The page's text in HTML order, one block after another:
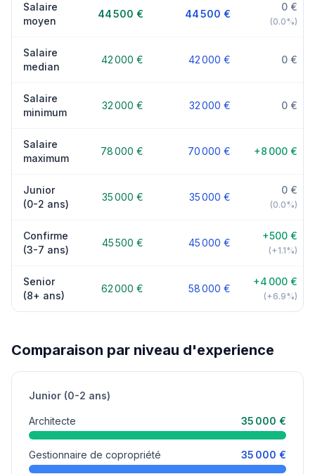
Salaire
moyen
44 500 € 44 500 €
0 €
(0.0%)
Salaire
median
42 000 € 42 000 € 0 €
Salaire
minimum
32 000 € 32 000 € 0 €
Salaire
maximum
78 000 € 70 000 € +8 000 €
Junior
(0-2 ans)
35 000 € 35 000 €
0 €
(0.0%)
Confirme
(3-7 ans)
45 500 € 45 000 €
+500 €
(+1.1%)
Senior
(8+ ans)
62 000 € 58 000 €
+4 000 €
(+6.9%)
Comparaison par niveau d'experience
Junior (0-2 ans)
Architecte 35 000 €
Gestionnaire de copropriété 35 000 €